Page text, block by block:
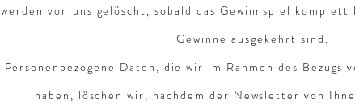
werden von uns gelöscht, sobald das Gewinnspiel
Gewinne ausgekehrt sind.
Personenbezogene Daten, die wir im Rahmen des Bezugs
haben, löschen wir, nachdem der Newsletter von